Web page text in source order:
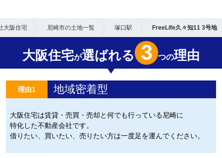
大阪住宅 尼崎市の土地一覧 塚口駅 FreeLife久々知11 3号地
大阪住宅が選ばれる 3 つの理由
理由1 地域密着型
大阪住宅は賃貸・売買・売却と何でも行っている尼崎に
特化した不動産会社です。
借りたい、買いたい、売りたい方は一度足を運んでください。